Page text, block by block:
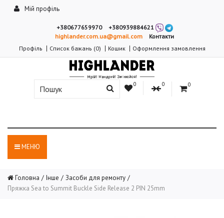
Мій профіль
+380677659970
+380939884621
highlander.com.ua@gmail.com
Контакти
Профіль
Список бажань (0) Кошик Оформлення замовлення
0 0 0
МЕНЮ
Головна Інше
Засоби для ремонту
Пряжка Sea to Summit Buckle Side Release 2 PIN 25mm